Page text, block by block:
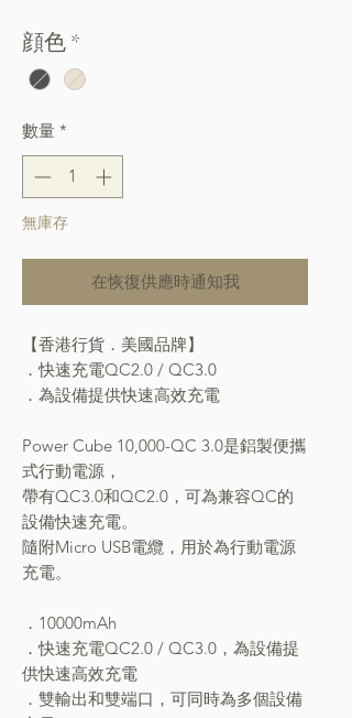
顔色 *
數量 *
無庫存
在恢復供應時通知我
【香港行貨．美國品牌】
．快速充電QC2.0 / QC3.0
．為設備提供快速高效充電
Power Cube 10,000-QC 3.0是鋁製便攜
式行動電源，
帶有QC3.0和QC2.0，可為兼容QC的
設備快速充電。
隨附Micro USB電纜，用於為行動電源
充電。
．10000mAh
．快速充電QC2.0 / QC3.0，為設備提
供快速高效充電
．雙輸出和雙端口，可同時為多個設備